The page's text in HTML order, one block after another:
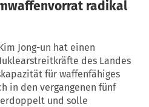
radikal
Jong-un hat einen
des Landes
für waffenfähiges
in den vergangenen fünf
und solle